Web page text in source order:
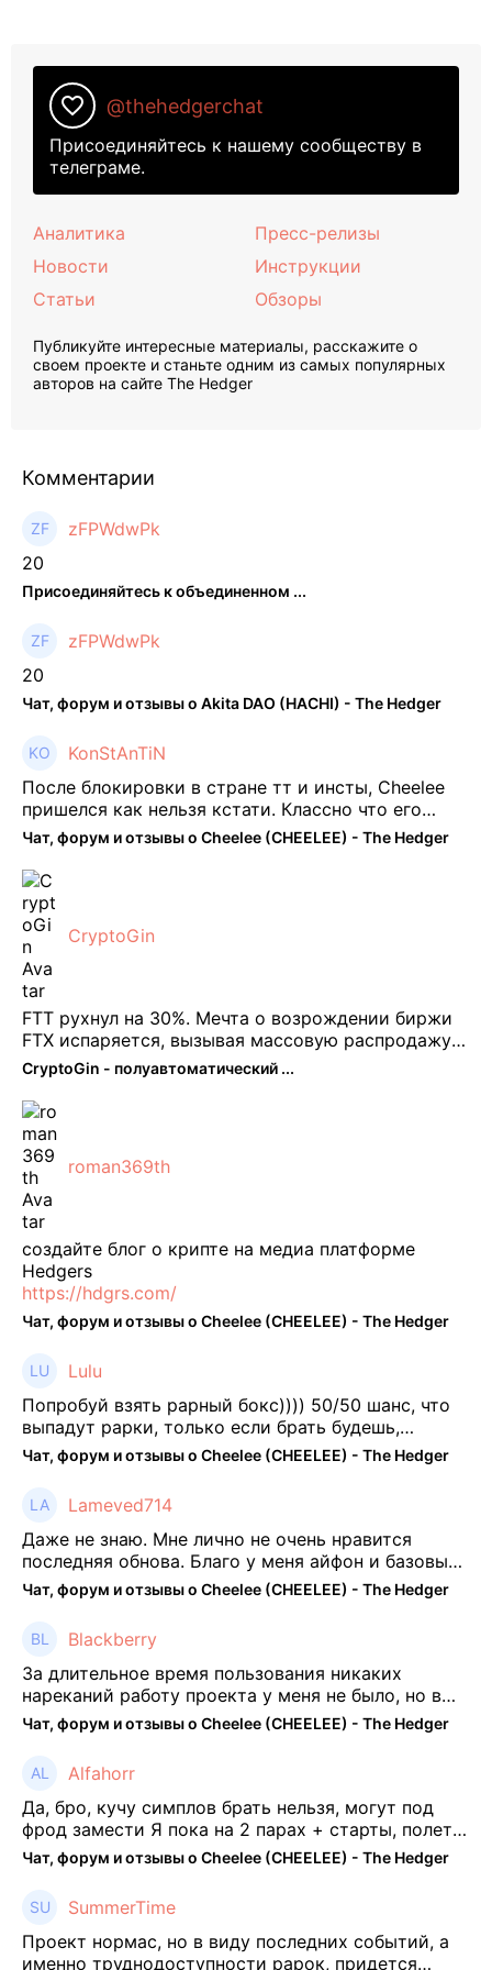
favorite_border @thehedgerchat
Присоединяйтесь к нашему сообществу в
телеграме.
Аналитика
Новости
Статьи
Пресс-релизы
Инструкции
Обзоры
Публикуйте интересные материалы, расскажите о
своем проекте и станьте одним из самых популярных
авторов на сайте The Hedger
Комментарии
zFPWdwPk
20
Присоединяйтесь к объединенном ...
zFPWdwPk
20
Чат, форум и отзывы о Akita DAO (HACHI) - The Hedger
KonStAnTiN
После блокировки в стране тт и инсты, Cheelee
пришелся как нельзя кстати. Классно что его
можно юзать без так уже всем надоевшего vpn.
Сейчас просто чилю и наслаждаюсь др ...
Чат, форум и отзывы о Cheelee (CHEELEE) - The Hedger
CryptoGin
FTT рухнул на 30%. Мечта о возрождении биржи
FTX испаряется, вызывая массовую распродажу
ее собственного токена FTT. По словам Кайко , 5
февраля FTT, ныне бесполезная ...
CryptoGin - полуавтоматический ...
roman369th
создайте блог о крипте на медиа платформе
Hedgers
https://hdgrs.com/
Чат, форум и отзывы о Cheelee (CHEELEE) - The Hedger
Lulu
Попробуй взять рарный бокс)))) 50/50 шанс, что
выпадут рарки, только если брать будешь,
отпиши потом что да как))
Чат, форум и отзывы о Cheelee (CHEELEE) - The Hedger
Lameved714
Даже не знаю. Мне лично не очень нравится
последняя обнова. Благо у меня айфон и базовые
механики платформы остались не тронуты. То
есть нет автоматической прокачки как у ...
Чат, форум и отзывы о Cheelee (CHEELEE) - The Hedger
Blackberry
За длительное время пользования никаких
нареканий работу проекта у меня не было, но в
последнее несколько месяцев как то его
подзабросил (было много изменений, решил отси
Чат, форум и отзывы о Cheelee (CHEELEE) - The Hedger
Alfahorr
Да, бро, кучу симплов брать нельзя, могут под
фрод замести Я пока на 2 парах + старты, полет
нормальный🤓👌🏻
Чат, форум и отзывы о Cheelee (CHEELEE) - The Hedger
SummerTime
Проект нормас, но в виду последних событий, а
именно труднодоступности рарок, придется